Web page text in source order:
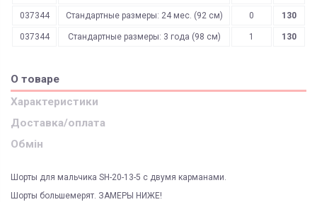
037344 Стандартные размеры: 24 мес. (92 см) 0 130
037344 Стандартные размеры: 3 года (98 см) 1 130
О товаре
Характеристики
Доставка/оплата
Обмін
Шорты для мальчика SH-20-13-5 с двумя карманами.
Шорты большемерят. ЗАМЕРЫ НИЖЕ!